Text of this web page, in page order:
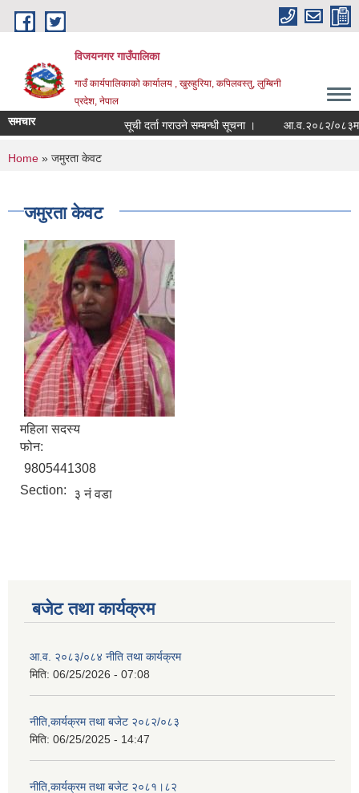
Skip to main content
विजयनगर गाउँपालिका
गाउँ कार्यपालिकाको कार्यालय , खुरुहुरिया, कपिलवस्तु, लुम्बिनी
प्रदेश, नेपाल
समचार सूची दर्ता गराउने सम्बन्धी सूचना । आ.व.२०८२/०८३मा
You are here
Home » जमुरता केवट
जमुरता केवट
महिला सदस्य
फोन:
9805441308
Section:
३ नं वडा
बजेट तथा कार्यक्रम
आ.व. २०८३/०८४ नीति तथा कार्यक्रम
मिति: 06/25/2026 - 07:08
नीति,कार्यक्रम तथा बजेट २०८२/०८३
मिति: 06/25/2025 - 14:47
नीति,कार्यक्रम तथा बजेट २०८१।८२